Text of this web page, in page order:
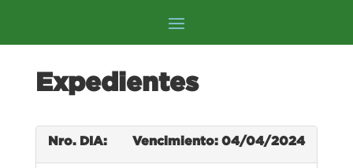
Expedientes
Nro. DIA: Vencimiento: 04/04/2024